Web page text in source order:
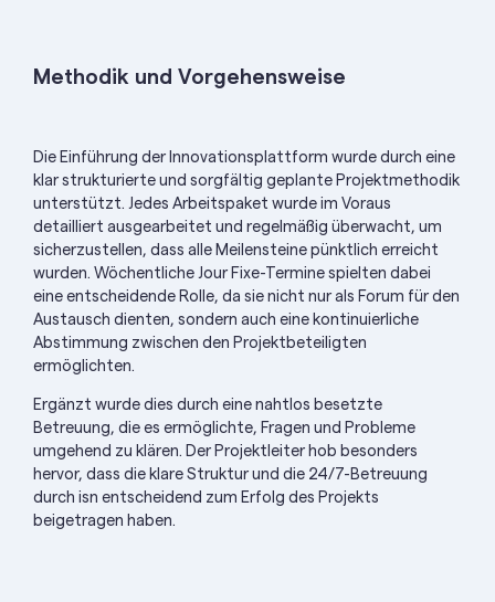
Methodik und Vorgehensweise
Die Einführung der Innovationsplattform wurde durch eine
klar strukturierte und sorgfältig geplante Projektmethodik
unterstützt. Jedes Arbeitspaket wurde im Voraus
detailliert ausgearbeitet und regelmäßig überwacht, um
sicherzustellen, dass alle Meilensteine pünktlich erreicht
wurden. Wöchentliche Jour Fixe-Termine spielten dabei
eine entscheidende Rolle, da sie nicht nur als Forum für den
Austausch dienten, sondern auch eine kontinuierliche
Abstimmung zwischen den Projektbeteiligten
ermöglichten.
Ergänzt wurde dies durch eine nahtlos besetzte
Betreuung, die es ermöglichte, Fragen und Probleme
umgehend zu klären. Der Projektleiter hob besonders
hervor, dass die klare Struktur und die 24/7-Betreuung
durch isn entscheidend zum Erfolg des Projekts
beigetragen haben.